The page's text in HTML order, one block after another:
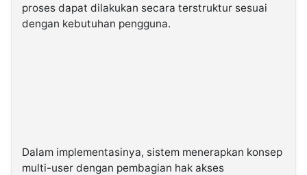
proses dapat dilakukan secara terstruktur sesuai
dengan kebutuhan pengguna.
Dalam implementasinya, sistem menerapkan konsep
multi-user dengan pembagian hak akses